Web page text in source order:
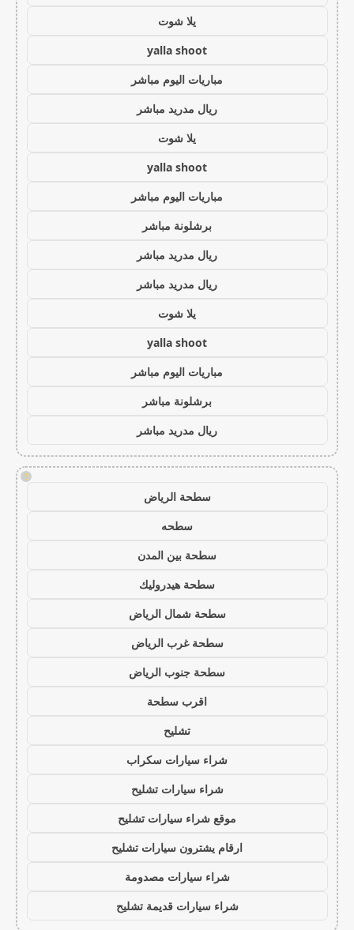
يلا شوت
yalla shoot
مباريات اليوم مباشر
ريال مدريد مباشر
يلا شوت
yalla shoot
مباريات اليوم مباشر
برشلونة مباشر
ريال مدريد مباشر
ريال مدريد مباشر
يلا شوت
yalla shoot
مباريات اليوم مباشر
برشلونة مباشر
ريال مدريد مباشر
!
سطحة الرياض
سطحه
سطحة بين المدن
سطحة هيدروليك
سطحة شمال الرياض
سطحة غرب الرياض
سطحة جنوب الرياض
اقرب سطحة
تشليح
شراء سيارات سكراب
شراء سيارات تشليح
موقع شراء سيارات تشليح
ارقام يشترون سيارات تشليح
شراء سيارات مصدومة
شراء سيارات قديمة تشليح